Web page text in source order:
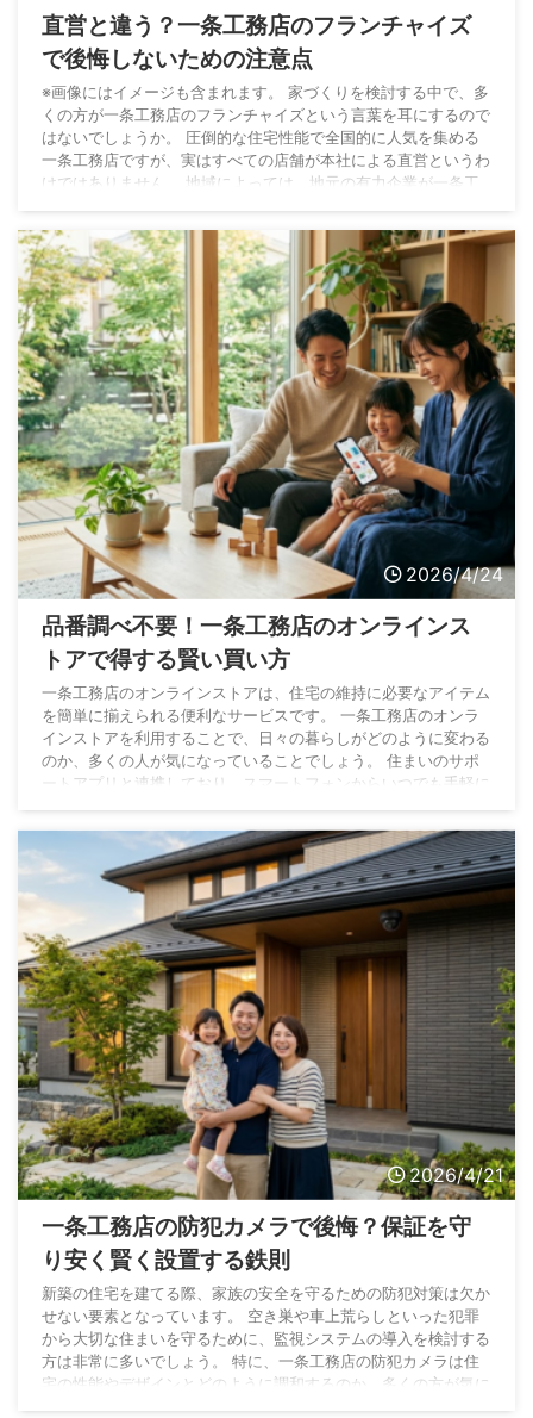
直営と違う？一条工務店のフランチャイズ
で後悔しないための注意点
※画像にはイメージも含まれます。 家づくりを検討する中で、多
くの方が一条工務店のフランチャイズという言葉を耳にするので
はないでしょうか。 圧倒的な住宅性能で全国的に人気を集める
一条工務店ですが、実はすべての店舗が本社による直営というわ
けではありません。 地域によっては、地元の有力企業が一条工
ています。 そこで生じるのが、直営店とフランチャイズ店で建
てる家に違いはあるのかという疑問です。 一生に一度の大きな
買い物だからこそ、契約先が異なることによるメ ...
2026/4/24
品番調べ不要！一条工務店のオンラインス
トアで得する賢い買い方
一条工務店のオンラインストアは、住宅の維持に必要なアイテム
を簡単に揃えられる便利なサービスです。 一条工務店のオンラ
インストアを利用することで、日々の暮らしがどのように変わる
のか、多くの人が気になっていることでしょう。 住まいのサポ
ートアプリと連携しており、スマートフォンからいつでも手軽に
に使う専用のフィルターや日常的に消費する消耗品など、市販で
は手に入りにくい商品もスムーズに注文できます。 また、買い
物をするたびにi-ポイントが貯まり、次回以降の ...
2026/4/21
一条工務店の防犯カメラで後悔？保証を守
り安く賢く設置する鉄則
新築の住宅を建てる際、家族の安全を守るための防犯対策は欠か
せない要素となっています。 空き巣や車上荒らしといった犯罪
から大切な住まいを守るために、監視システムの導入を検討する
方は非常に多いでしょう。 特に、一条工務店の防犯カメラは住
宅の性能やデザインとどのように調和するのか、多くの方が気に